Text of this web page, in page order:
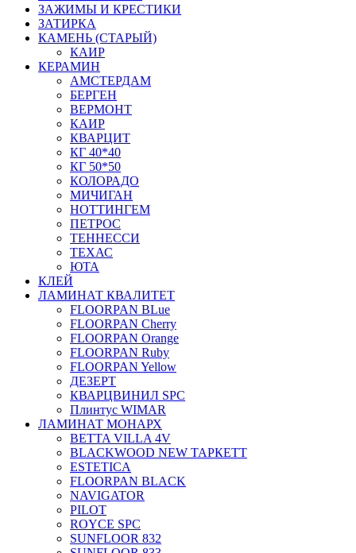
ЗАЖИМЫ И КРЕСТИКИ
ЗАТИРКА
КАМЕНЬ (СТАРЫЙ)
КАИР
КЕРАМИН
АМСТЕРДАМ
БЕРГЕН
ВЕРМОНТ
КАИР
КВАРЦИТ
КГ 40*40
КГ 50*50
КОЛОРАДО
МИЧИГАН
НОТТИНГЕМ
ПЕТРОС
ТЕННЕССИ
ТЕХАС
ЮТА
КЛЕЙ
ЛАМИНАТ КВАЛИТЕТ
FLOORPAN BLue
FLOORPAN Cherry
FLOORPAN Orange
FLOORPAN Ruby
FLOORPAN Yellow
ДЕЗЕРТ
КВАРЦВИНИЛ SPC
Плинтус WIMAR
ЛАМИНАТ МОНАРХ
BETTA VILLA 4V
BLACKWOOD NEW ТАРКЕТТ
ESTETICA
FLOORPAN BLACK
NAVIGATOR
PILOT
ROYCE SPC
SUNFLOOR 832